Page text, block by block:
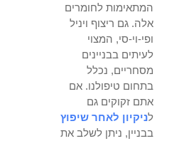
המתאימות לחומרים
אלה. גם ריצוף ויניל
ופי-וי-סי, המצוי
לעיתים בבניינים
מסחריים, נכלל
בתחום טיפולנו. אם
אתם זקוקים גם
לניקיון לאחר שיפוץ
בבניין, ניתן לשלב את